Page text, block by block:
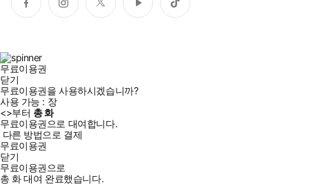
페
이
인
스
트
위
유
튜
틱
톡
무료이용권
닫기
무료이용권을 사용하시겠습니까?
사용 가능 : 장
<>부터 총화
무료이용권으로 대여합니다.
다른 방법으로 결제
무료이용권
닫기
무료이용권으로
총 화대여 완료했습니다.